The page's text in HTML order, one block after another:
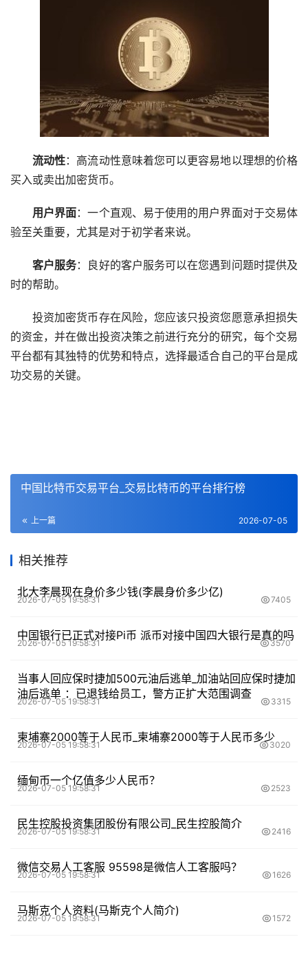
流动性：高流动性意味着您可以更容易地以理想的价格
买入或卖出加密货币。
用户界面：一个直观、易于使用的用户界面对于交易体
验至关重要，尤其是对于初学者来说。
客户服务：良好的客户服务可以在您遇到问题时提供及
时的帮助。
投资加密货币存在风险，您应该只投资您愿意承担损失
的资金，并在做出投资决策之前进行充分的研究，每个交易
平台都有其独特的优势和特点，选择最适合自己的平台是成
功交易的关键。
中国比特币交易平台_交易比特币的平台排行榜
上一篇 2026-07-05
相关推荐
北大李晨现在身价多少钱(李晨身价多少亿)
2026-07-05 19:58:31 7405
中国银行已正式对接Pi币 派币对接中国四大银行是真的吗
2026-07-05 19:58:31 3570
当事人回应保时捷加500元油后逃单_加油站回应保时捷加
油后逃单 ：已退钱给员工，警方正扩大范围调查
2026-07-05 19:58:31 3315
柬埔寨2000等于人民币_柬埔寨2000等于人民币多少
2026-07-05 19:58:31 3020
缅甸币一个亿值多少人民币？
2026-07-05 19:58:31 2523
民生控股投资集团股份有限公司_民生控股简介
2026-07-05 19:58:31 2416
微信交易人工客服 95598是微信人工客服吗？
2026-07-05 19:58:31 1626
马斯克个人资料(马斯克个人简介)
2026-07-05 19:58:31 1572